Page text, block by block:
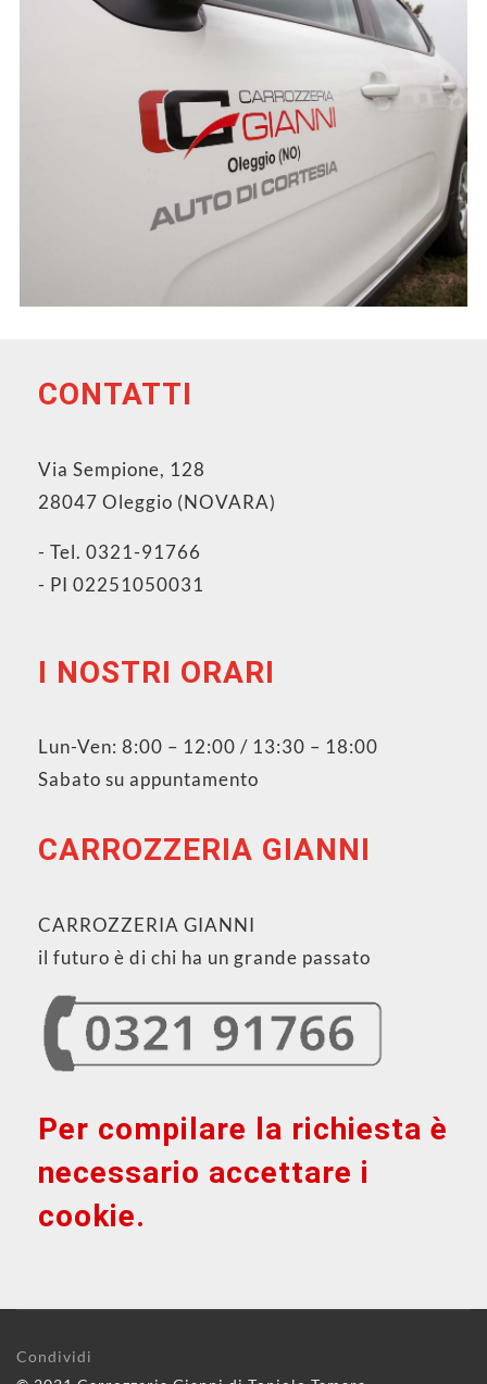
CONTATTI
Via Sempione, 128
28047 Oleggio (NOVARA)
- Tel. 0321-91766
- PI 02251050031
I NOSTRI ORARI
Lun-Ven: 8:00 – 12:00 / 13:30 – 18:00
Sabato su appuntamento
CARROZZERIA GIANNI
CARROZZERIA GIANNI
il futuro è di chi ha un grande passato
Per compilare la richiesta è
necessario accettare i
cookie.
Condividi